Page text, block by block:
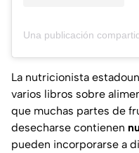
La nutricionista
varios libros sobre
que muchas partes de
desecharse contienen
pueden incorporarse a